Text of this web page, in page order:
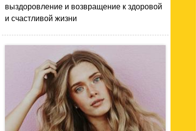
выздоровление и возвращение к здоровой
и счастливой жизни